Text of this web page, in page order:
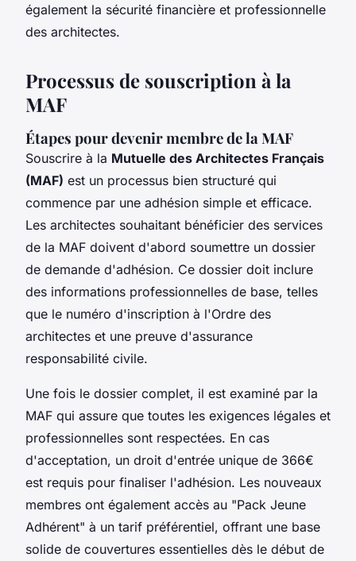
également la sécurité financière et professionnelle
des architectes.
Processus de souscription à la
MAF
Étapes pour devenir membre de la MAF
Souscrire à la Mutuelle des Architectes Français
(MAF) est un processus bien structuré qui
commence par une adhésion simple et efficace.
Les architectes souhaitant bénéficier des services
de la MAF doivent d'abord soumettre un dossier
de demande d'adhésion. Ce dossier doit inclure
des informations professionnelles de base, telles
que le numéro d'inscription à l'Ordre des
architectes et une preuve d'assurance
responsabilité civile.
Une fois le dossier complet, il est examiné par la
MAF qui assure que toutes les exigences légales et
professionnelles sont respectées. En cas
d'acceptation, un droit d'entrée unique de 366€
est requis pour finaliser l'adhésion. Les nouveaux
membres ont également accès au "Pack Jeune
Adhérent" à un tarif préférentiel, offrant une base
solide de couvertures essentielles dès le début de